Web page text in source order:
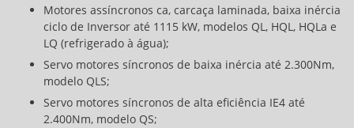
Motores assíncronos ca, carcaça laminada, baixa inércia
ciclo de Inversor até 1115 kW, modelos QL, HQL, HQLa e
LQ (refrigerado à água);
Servo motores síncronos de baixa inércia até 2.300Nm,
modelo QLS;
Servo motores síncronos de alta eficiência IE4 até
2.400Nm, modelo QS;